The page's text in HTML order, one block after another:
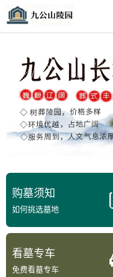
购墓须知
如何挑选墓地
看墓专车
免费看墓专车